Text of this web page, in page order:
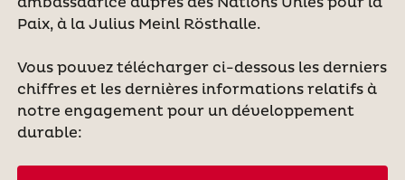
Paix, à la Julius Meinl Rösthalle.
Vous pouvez télécharger ci-dessous les derniers
chiffres et les dernières informations relatifs à
notre engagement pour un développement
durable: